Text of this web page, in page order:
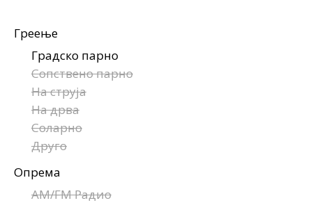
Греење
Градско парно
Сопствено парно
На струја
На дрва
Соларно
Друго
Опрема
AM/FM Радио